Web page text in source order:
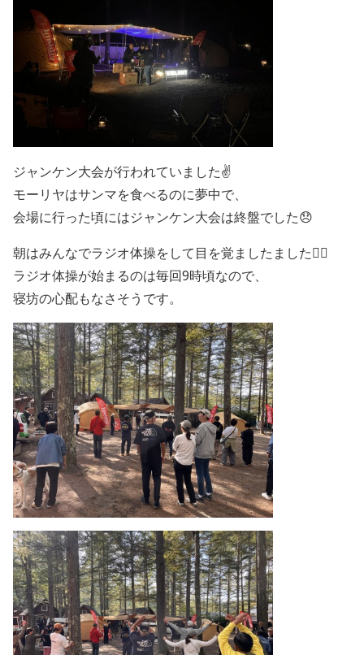
ジャンケン大会が行われていました✌️
モーリヤはサンマを食べるのに夢中で、
会場に行った頃にはジャンケン大会は終盤でした😞
朝はみんなでラジオ体操をして目を覚ましたました🤸‍♀️
ラジオ体操が始まるのは毎回9時頃なので、
寝坊の心配もなさそうです。